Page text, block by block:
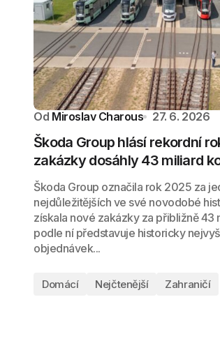
Od Miroslav Charous 27. 6. 2026
Škoda Group hlásí rekordní
zakázky dosáhly 43 miliard
Škoda Group označila rok 2025 za
nejdůležitějších ve své novodobé
získala nové zakázky za přibližně 43
podle ní představuje historicky
objednávek...
Domácí Nejčtenější Zahraničí